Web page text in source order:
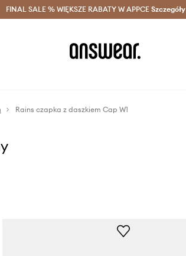
z Answear Club > Dostawa nawet w 24h >
FINAL SALE % WIĘKSZE RABATY W APPCE Szczegóły
Rains czapka z daszkiem Cap W1